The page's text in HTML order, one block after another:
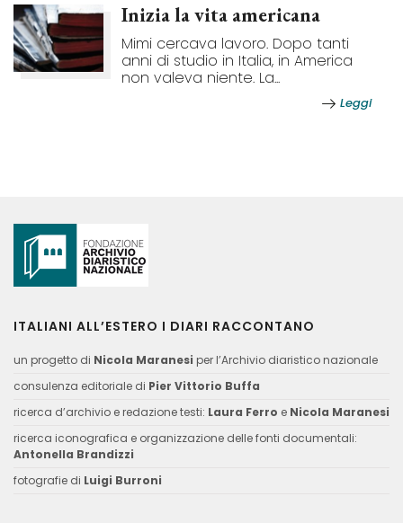
Inizia la vita americana
Mimi cercava lavoro. Dopo tanti
anni di studio in Italia, in America
non valeva niente. La...
Leggi
ITALIANI ALL’ESTERO I DIARI RACCONTANO
un progetto di Nicola Maranesi per l’Archivio diaristico nazionale
consulenza editoriale di Pier Vittorio Buffa
ricerca d’archivio e redazione testi: Laura Ferro e Nicola Maranesi
ricerca iconografica e organizzazione delle fonti documentali:
Antonella Brandizzi
fotografie di Luigi Burroni